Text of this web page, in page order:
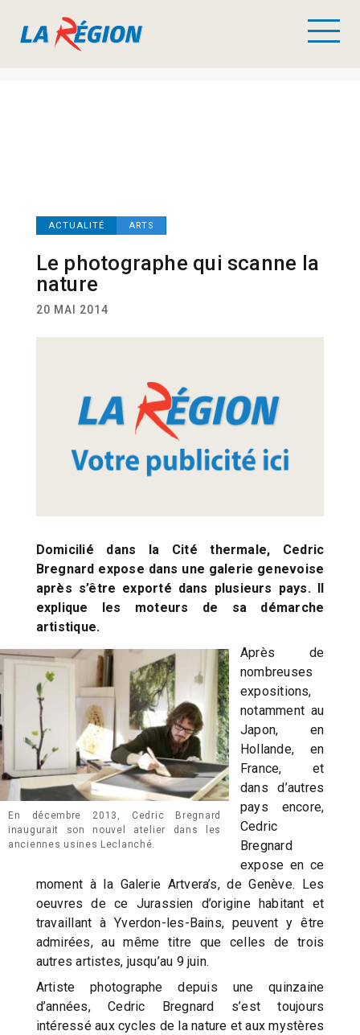
ACTUALITÉ ARTS
Le photographe qui scanne la
nature
20 MAI 2014
Domicilié dans la Cité thermale, Cedric
Bregnard expose dans une galerie genevoise
après s’être exporté dans plusieurs pays. Il
explique les moteurs de sa démarche
artistique.
En décembre 2013, Cedric Bregnard
inaugurait son nouvel atelier dans les
anciennes usines Leclanché.
Après de
nombreuses
expositions,
notamment au
Japon, en
Hollande, en
France, et
dans d’autres
pays encore,
Cedric
Bregnard
expose en ce
moment à la Galerie Artvera’s, de Genève. Les
oeuvres de ce Jurassien d’origine habitant et
travaillant à Yverdon-les-Bains, peuvent y être
admirées, au même titre que celles de trois
autres artistes, jusqu’au 9 juin.
Artiste photographe depuis une quinzaine
d’années, Cedric Bregnard s’est toujours
intéressé aux cycles de la nature et aux mystères